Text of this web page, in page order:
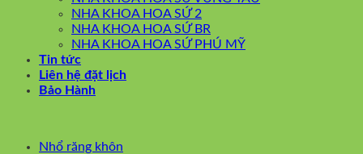
NHA KHOA HOA SỨ 2
NHA KHOA HOA SỨ BR
NHA KHOA HOA SỨ PHÚ MỸ
Tin tức
Liên hệ đặt lịch
Bảo Hành
Nhổ răng khôn